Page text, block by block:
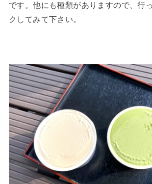
です。他にも種類がありますので、行
クしてみて下さい。